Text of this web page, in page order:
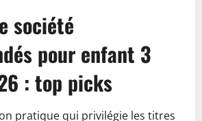
société
pour enfant 3
: top picks
pratique qui privilégie les titres